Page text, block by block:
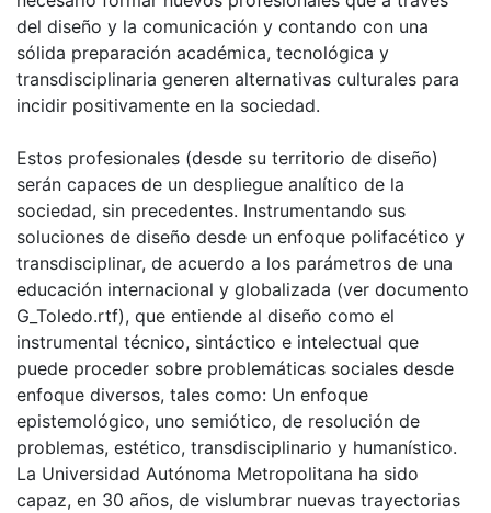
del diseño y la comunicación y contando con una
sólida preparación académica, tecnológica y
transdisciplinaria generen alternativas culturales para
incidir positivamente en la sociedad.
Estos profesionales (desde su territorio de diseño)
serán capaces de un despliegue analítico de la
sociedad, sin precedentes. Instrumentando sus
soluciones de diseño desde un enfoque polifacético y
transdisciplinar, de acuerdo a los parámetros de una
educación internacional y globalizada (ver documento
G_Toledo.rtf), que entiende al diseño como el
instrumental técnico, sintáctico e intelectual que
puede proceder sobre problemáticas sociales desde
enfoque diversos, tales como: Un enfoque
epistemológico, uno semiótico, de resolución de
problemas, estético, transdisciplinario y humanístico.
La Universidad Autónoma Metropolitana ha sido
capaz, en 30 años, de vislumbrar nuevas trayectorias